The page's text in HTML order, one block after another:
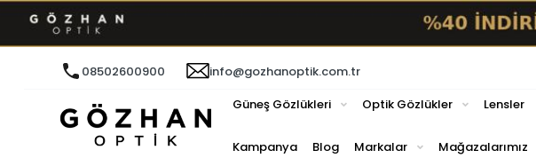
08502600900 info@gozhanoptik.com.tr
Güneş Gözlükleri Optik Gözlükler Lensler
Kampanya Blog Markalar Mağazalarımız